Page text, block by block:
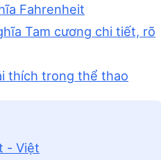
Fahrenheit
Tam cương chi tiết, rõ
thích trong thể thao
- Việt